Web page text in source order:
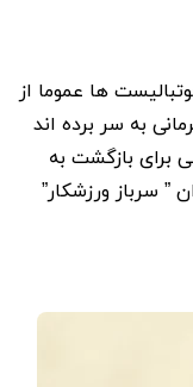
ها عموما از
به سر برده اند
برای بازگشت به
سرباز ورزشکار”